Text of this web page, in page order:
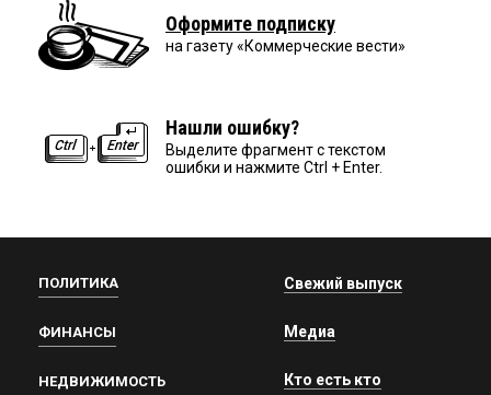
Оформите подписку
на газету «Коммерческие вести»
Нашли ошибку?
Выделите фрагмент с текстом
ошибки и нажмите Ctrl + Enter.
ПОЛИТИКА
ФИНАНСЫ
НЕДВИЖИМОСТЬ
Свежий выпуск
Медиа
Кто есть кто